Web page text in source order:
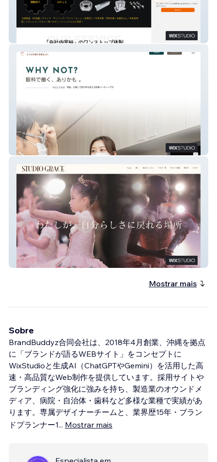
ももの木眼科 採用サイト
STUDIO GRACE
Mostrar mais
Sobre
BrandBuddyz合同会社は、2018年4月創業、沖縄を拠点
に「ブランドが語るWEBサイト」をコンセプトに
WixStudioと生成AI（ChatGPTやGemini）を活用した高
速・高品質なWeb制作を提供しています。採用サイトや
ブランディング強化に強みを持ち、製造業のオウンドメ
ディア、病院・自治体・歯科など多様な業種で実績があ
ります。専属デザイナーチームと、業界歴15年・ブラン
ドプランナー1... Mostrar mais